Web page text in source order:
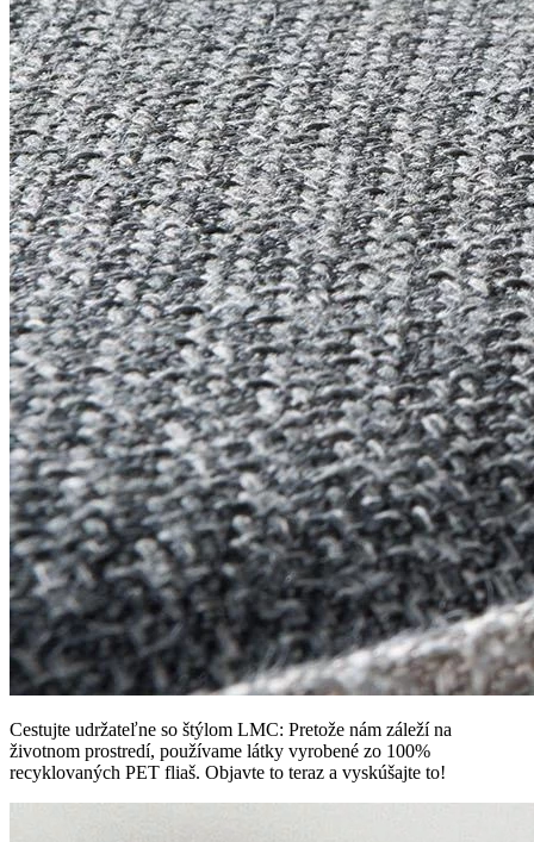
Cestujte udržateľne so štýlom LMC: Pretože nám záleží na
životnom prostredí, používame látky vyrobené zo 100%
recyklovaných PET fliaš. Objavte to teraz a vyskúšajte to!